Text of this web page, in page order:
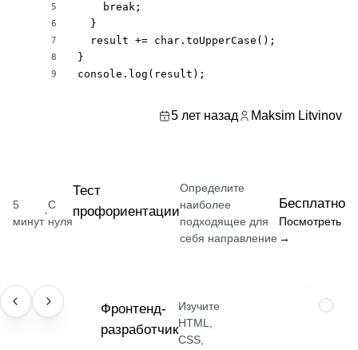
5
6
7
8
9
    break;
  }
  result += char.toUpperCase();
}
console.log(result);
5 лет назад Maksim Litvinov
5
минут
·
С
нуля
Тест
профориентации
Определите
наиболее
подходящее для
себя направление
Бесплатно
Посмотреть
→
ПРОФЕССИЯ
Фронтенд-
разработчик
Изучите
HTML,
CSS,
НАВЫК